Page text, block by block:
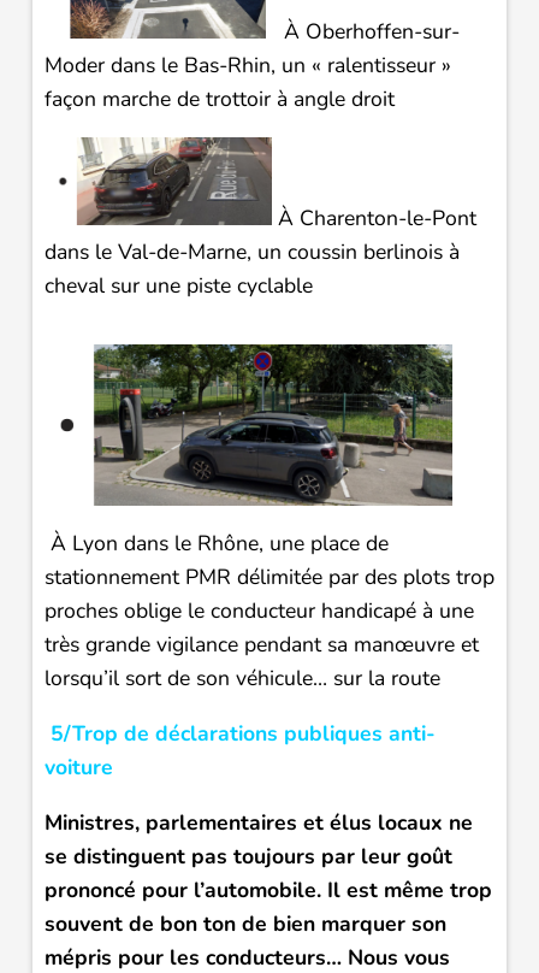
À Oberhoffen-sur-
Moder dans le Bas-Rhin, un « ralentisseur »
façon marche de trottoir à angle droit
À Charenton-le-Pont
dans le Val-de-Marne, un coussin berlinois à
cheval sur une piste cyclable
À Lyon dans le Rhône, une place de
stationnement PMR délimitée par des plots trop
proches oblige le conducteur handicapé à une
très grande vigilance pendant sa manœuvre et
lorsqu’il sort de son véhicule… sur la route
5/Trop de déclarations publiques anti-
voiture
Ministres, parlementaires et élus locaux ne
se distinguent pas toujours par leur goût
prononcé pour l’automobile. Il est même trop
souvent de bon ton de bien marquer son
mépris pour les conducteurs… Nous vous